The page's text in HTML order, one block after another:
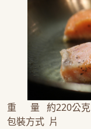
重 量 約220公克
包裝方式 片